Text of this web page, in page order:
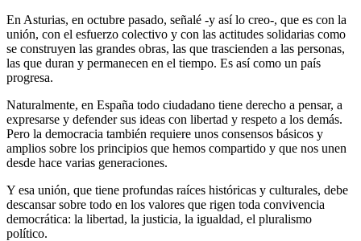
En Asturias, en octubre pasado, señalé -y así lo creo-, que es con la
unión, con el esfuerzo colectivo y con las actitudes solidarias como
se construyen las grandes obras, las que trascienden a las personas,
las que duran y permanecen en el tiempo. Es así como un país
progresa.
Naturalmente, en España todo ciudadano tiene derecho a pensar, a
expresarse y defender sus ideas con libertad y respeto a los demás.
Pero la democracia también requiere unos consensos básicos y
amplios sobre los principios que hemos compartido y que nos unen
desde hace varias generaciones.
Y esa unión, que tiene profundas raíces históricas y culturales, debe
descansar sobre todo en los valores que rigen toda convivencia
democrática: la libertad, la justicia, la igualdad, el pluralismo
político.